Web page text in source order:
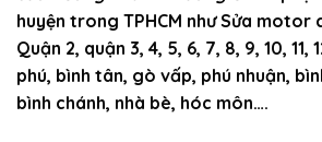
huyện trong TPHCM như Sửa motor
Quận 2, quận 3, 4, 5, 6, 7, 8, 9, 10, 11,
phú, bình tân, gò vấp, phú nhuận,
bình chánh, nhà bè, hóc môn….